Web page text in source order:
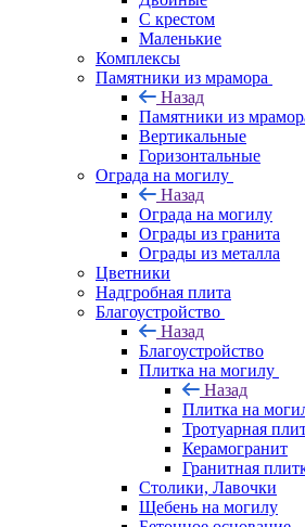
С крестом
Маленькие
Комплексы
Памятники из мрамора
Назад
Памятники из
Вертикальные
Горизонтальные
Ограда на могилу
Назад
Ограда на могилу
Ограды из гранита
Ограды из металла
Цветники
Надгробная плита
Благоустройство
Назад
Благоустройство
Плитка на могилу
Назад
Плитка на
Тротуарная
Керамогранит
Гранитная
Столики, Лавочки
Щебень на могилу